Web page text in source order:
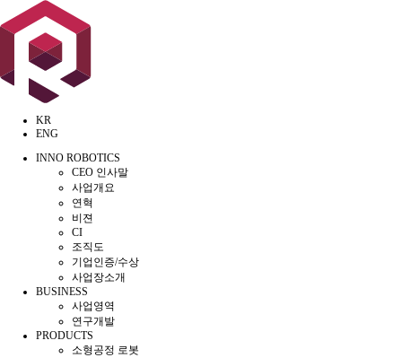
KR
ENG
INNO ROBOTICS
CEO 인사말
사업개요
연혁
비젼
CI
조직도
기업인증/수상
사업장소개
BUSINESS
사업영역
연구개발
PRODUCTS
소형공정 로봇